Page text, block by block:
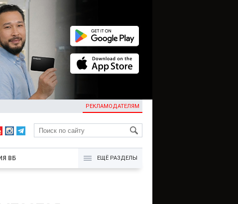
РЕКЛАМОДАТЕЛЯМ
KG
ВБ ЕЩЁ РАЗДЕЛЫ